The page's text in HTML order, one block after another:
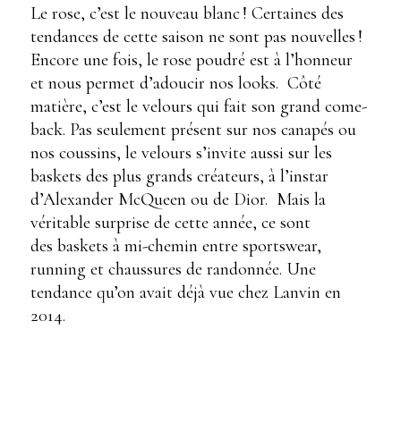
Le rose, c’est le nouveau blanc ! Certaines des
tendances de cette saison ne sont pas nouvelles !
Encore une fois, le rose poudré est à l’honneur
et nous permet d’adoucir nos looks. Côté
matière, c’est le velours qui fait son grand come-
back. Pas seulement présent sur nos canapés ou
nos coussins, le velours s’invite aussi sur les
baskets des plus grands créateurs, à l’instar
d’Alexander McQueen ou de Dior. Mais la
véritable surprise de cette année, ce sont
des baskets à mi-chemin entre sportswear,
running et chaussures de randonnée. Une
tendance qu’on avait déjà vue chez Lanvin en
2014.